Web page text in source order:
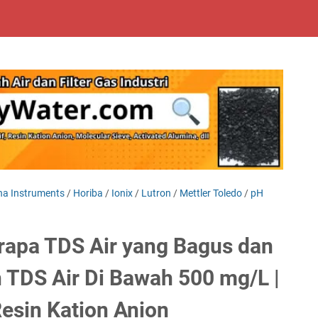
Instruments / Horiba / Ionix / Lutron / Mettler Toledo / pH
TDS Air yang Bagus dan
Air Di Bawah 500 mg/L |
Kation Anion